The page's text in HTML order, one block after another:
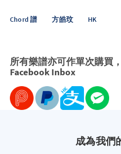
Chord 譜 方皓玟 HK
所有樂譜亦可作單次購買
Facebook Inbox
成為我們